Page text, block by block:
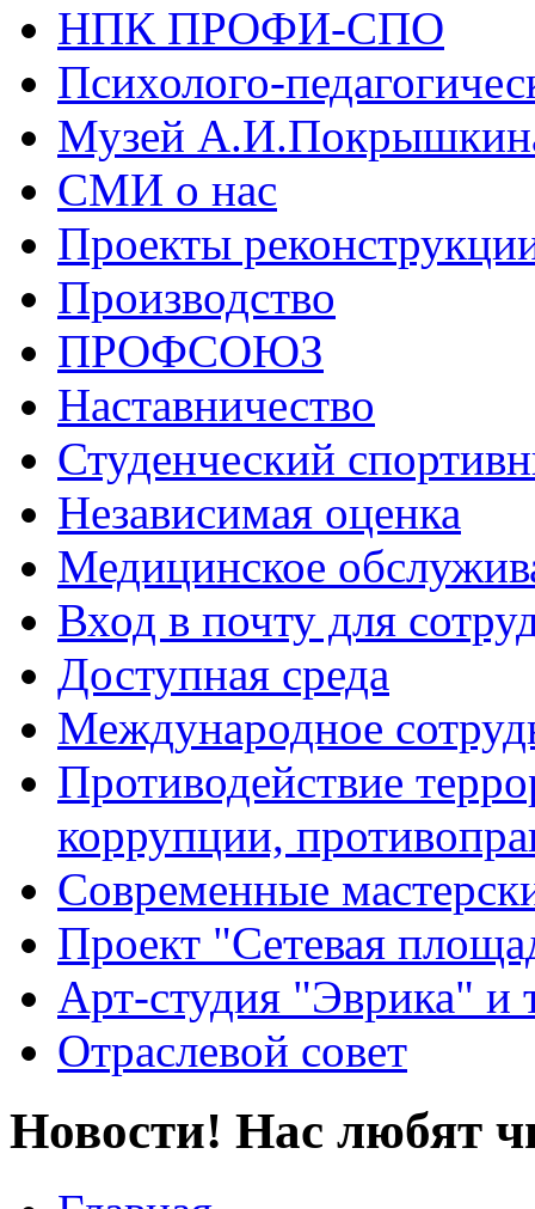
НПК ПРОФИ-СПО
Психолого-
Музей
СМИ о нас
Проекты
Производство
ПРОФСОЮЗ
Наставничество
Студенческий
Независимая оценка
Медицинское
Вход в почту для
Доступная среда
Международное
Противодействие
коррупции,
Современные
Проект "Сетевая
Арт-студия "Эврика" и
Отраслевой совет
Новости! Нас любят